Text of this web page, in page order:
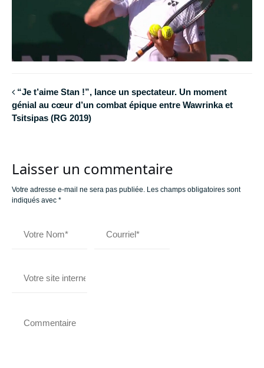
“Je t’aime Stan !”, lance un spectateur. Un moment
génial au cœur d’un combat épique entre Wawrinka et
Tsitsipas (RG 2019)
Laisser un commentaire
Votre adresse e-mail ne sera pas publiée. Les champs obligatoires sont
indiqués avec *